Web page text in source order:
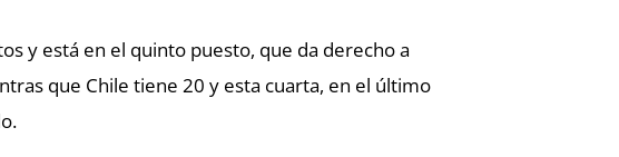
y está en el quinto puesto, que da derecho a
que Chile tiene 20 y esta cuarta, en el último